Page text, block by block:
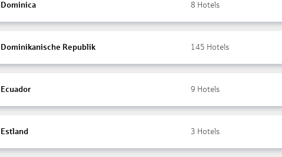
Dominica 8 Hotels
Dominikanische Republik 145 Hotels
Ecuador 9 Hotels
Estland 3 Hotels